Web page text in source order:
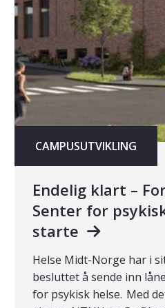
CAMPUSUTVIKLING
Endelig klart –
Senter for
starte
Helse Midt-Norge har i
besluttet å sende inn
for psykisk helse. Med